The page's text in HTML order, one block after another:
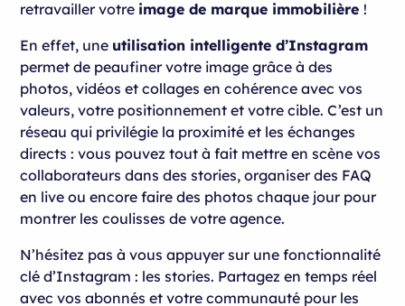
retravailler votre image de marque immobilière!
En effet, une utilisation intelligente d’Instagram
permet de peaufiner votre image grâce à des
photos, vidéos et collages en cohérence avec vos
valeurs, votre positionnement et votre cible. C’est un
réseau qui privilégie la proximité et les échanges
directs : vous pouvez tout à fait mettre en scène vos
collaborateurs dans des stories, organiser des FAQ
en live ou encore faire des photos chaque jour pour
montrer les coulisses de votre agence.
N’hésitez pas à vous appuyer sur une fonctionnalité
clé d’Instagram : les stories. Partagez en temps réel
avec vos abonnés et votre communauté pour les